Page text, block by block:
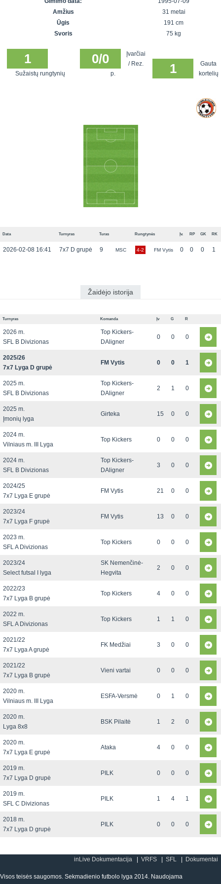
SFL rudens
Snaigės taurė
čempionatas
Vilnius
Amžius
31 metai
Ūgis
191 cm
Svoris
75 kg
1
Sužaistų rungtynių
0/0
Įvarčiai
/ Rez.
p.
1
Gauta
kortelių
Data Turnyras Turas Rungtynės Įv. RP GK RK
2026-02-08 16:41 7x7 D grupė 9 MSC 4-2 FM Vytis 0 0 0 1
Žaidėjo istorija
Turnyras Komanda Įv G R
2026 m.
SFL B Divizionas
Top Kickers-
DAligner
0 0 0
2025/26
7x7 Lyga D grupė
FM Vytis 0 0 1
2025 m.
SFL B Divizionas
Top Kickers-
DAligner
2 1 0
2025 m.
Įmonių lyga
Girteka 15 0 0
2024 m.
Vilniaus m. III Lyga
Top Kickers 0 0 0
2024 m.
SFL B Divizionas
Top Kickers-
DAligner
3 0 0
2024/25
7x7 Lyga E grupė
FM Vytis 21 0 0
2023/24
7x7 Lyga F grupė
FM Vytis 13 0 0
2023 m.
SFL A Divizionas
Top Kickers 0 0 0
2023/24
Select futsal I lyga
SK Nemenčinė-
Hegvita
2 0 0
2022/23
7x7 Lyga B grupė
Top Kickers 4 0 0
2022 m.
SFL A Divizionas
Top Kickers 1 1 0
2021/22
7x7 Lyga A grupė
FK Medžiai 3 0 0
2021/22
7x7 Lyga B grupė
Vieni vartai 0 0 0
2020 m.
Vilniaus m. III Lyga
ESFA-Versmė 0 1 0
2020 m.
Lyga 8x8
BSK Pilaitė 1 2 0
2020 m.
7x7 Lyga E grupė
Ataka 4 0 0
2019 m.
7x7 Lyga D grupė
PILK 0 0 0
2019 m.
SFL C Divizionas
PILK 1 4 1
2018 m.
7x7 Lyga D grupė
PILK 0 0 0
inLive Dokumentacija VRFS SFL Dokumentai
Visos teisės saugomos. Sekmadienio futbolo lyga 2014. Naudojama